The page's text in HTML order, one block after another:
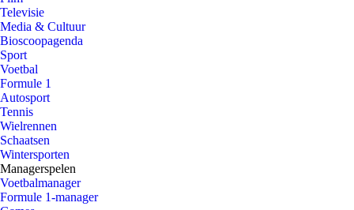
Televisie
Media & Cultuur
Bioscoopagenda
Sport
Voetbal
Formule 1
Autosport
Tennis
Wielrennen
Schaatsen
Wintersporten
Managerspelen
Voetbalmanager
Formule 1-manager